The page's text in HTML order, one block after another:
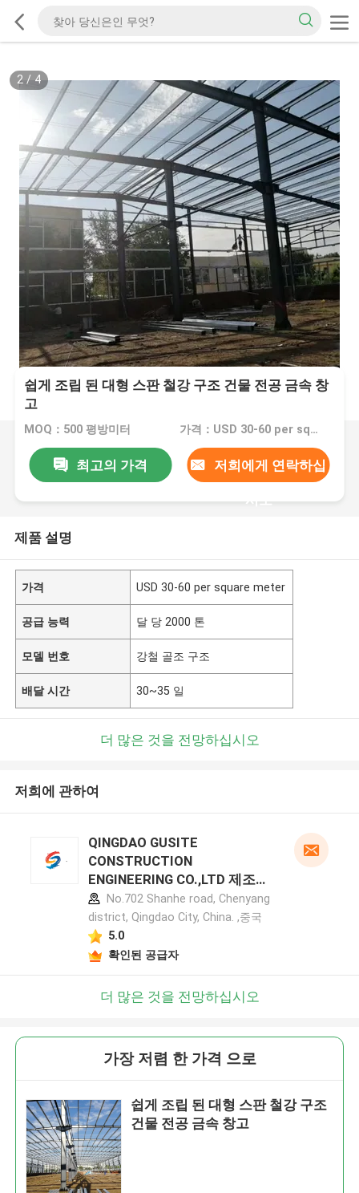
2/ 4
쉽게 조립 된 대형 스판 철강 구조 건물 전공 금속 창
고
MOQ：500 평방미터 가격：USD 30-60 per square meter
최고의 가격 저희에게 연락하십
시오
제품 설명
가격 USD 30-60 per square meter
공급 능력 달 당 2000 톤
모델 번호 강철 골조 구조
배달 시간 30~35 일
더 많은 것을 전망하십시오
저희에 관하여
QINGDAO GUSITE
CONSTRUCTION
ENGINEERING CO.,LTD 제조업
체 프로필
No.702 Shanhe road, Chenyang
district, Qingdao City, China. ,중국
5.0
확인된 공급자
더 많은 것을 전망하십시오
가장 저렴 한 가격 으로
쉽게 조립 된 대형 스판 철강 구조
건물 전공 금속 창고